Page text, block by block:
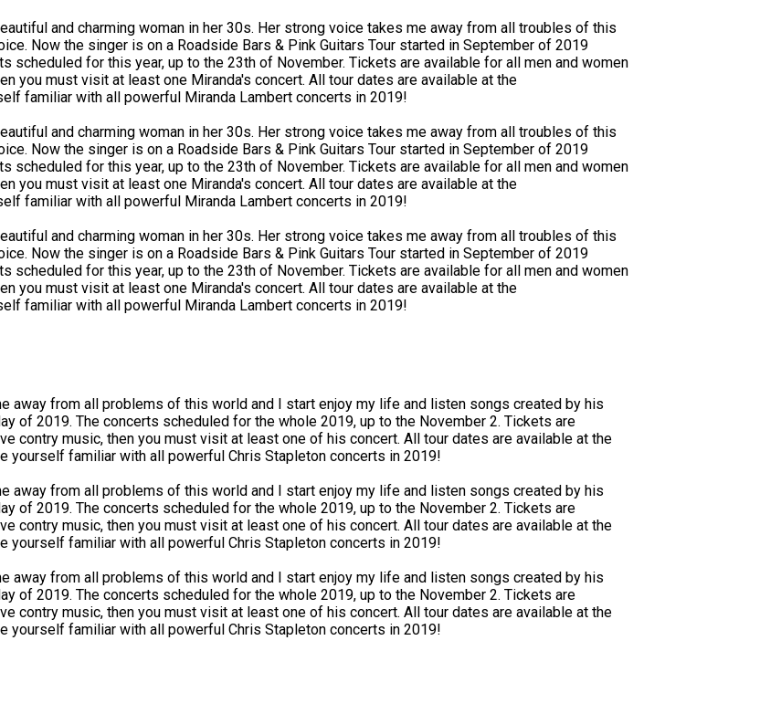
and charming woman in her 30s. Her strong voice takes me away from all troubles of this
Now the singer is on a Roadside Bars & Pink Guitars Tour started in September of 2019
scheduled for this year, up to the 23th of November. Tickets are available for all men and women
you must visit at least one Miranda's concert. All tour dates are available at the
familiar with all powerful Miranda Lambert concerts in 2019!
and charming woman in her 30s. Her strong voice takes me away from all troubles of this
Now the singer is on a Roadside Bars & Pink Guitars Tour started in September of 2019
scheduled for this year, up to the 23th of November. Tickets are available for all men and women
you must visit at least one Miranda's concert. All tour dates are available at the
familiar with all powerful Miranda Lambert concerts in 2019!
and charming woman in her 30s. Her strong voice takes me away from all troubles of this
Now the singer is on a Roadside Bars & Pink Guitars Tour started in September of 2019
scheduled for this year, up to the 23th of November. Tickets are available for all men and women
you must visit at least one Miranda's concert. All tour dates are available at the
familiar with all powerful Miranda Lambert concerts in 2019!
away from all problems of this world and I start enjoy my life and listen songs created by his
of 2019. The concerts scheduled for the whole 2019, up to the November 2. Tickets are
contry music, then you must visit at least one of his concert. All tour dates are available at the
yourself familiar with all powerful Chris Stapleton concerts in 2019!
away from all problems of this world and I start enjoy my life and listen songs created by his
of 2019. The concerts scheduled for the whole 2019, up to the November 2. Tickets are
contry music, then you must visit at least one of his concert. All tour dates are available at the
yourself familiar with all powerful Chris Stapleton concerts in 2019!
away from all problems of this world and I start enjoy my life and listen songs created by his
of 2019. The concerts scheduled for the whole 2019, up to the November 2. Tickets are
contry music, then you must visit at least one of his concert. All tour dates are available at the
yourself familiar with all powerful Chris Stapleton concerts in 2019!